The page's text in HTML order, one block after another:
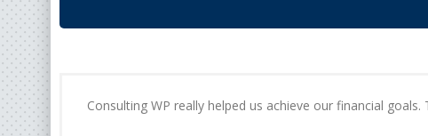
Consulting WP really helped us achieve our financial